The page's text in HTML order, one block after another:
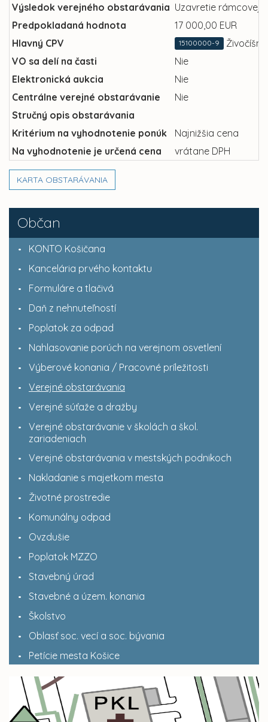
Občan
KONTO Košičana
Kancelária prvého kontaktu
Formuláre a tlačivá
Daň z nehnuteľností
Poplatok za odpad
Nahlasovanie porúch na verejnom osvetlení
Výberové konania / Pracovné príležitosti
Verejné obstarávania
Verejné súťaže a dražby
Verejné obstarávanie v školách a škol.
zariadeniach
Verejné obstarávania v mestských podnikoch
Nakladanie s majetkom mesta
Životné prostredie
Komunálny odpad
Ovzdušie
Poplatok MZZO
Stavebný úrad
Stavebné a územ. konania
Školstvo
Oblasť soc. vecí a soc. bývania
Petície mesta Košice
Výsledok verejného obstarávania Uzavretie rámcovej
Predpokladaná hodnota
17 000,00 EUR
Hlavný CPV
15100000-9
VO sa delí na časti
Nie
Elektronická aukcia
Nie
Centrálne verejné obstarávanie
Nie
Stručný opis obstarávania
Kritérium na vyhodnotenie ponúk
Najnižšia cena
Na vyhodnotenie je určená cena
vrátane DPH
KARTA OBSTARÁVANIA